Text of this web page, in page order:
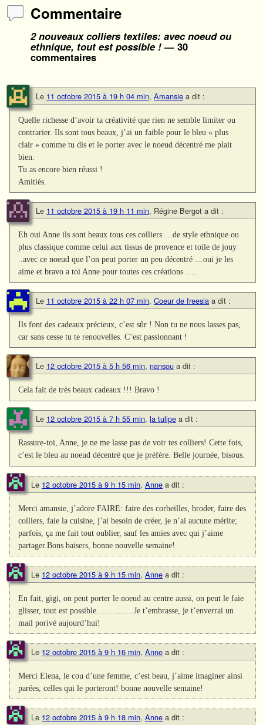
Commentaire
2 nouveaux colliers textiles: avec noeud ou
ethnique, tout est possible !— 30
commentaires
Le 11 octobre 2015 à 19 h 04 min, Amansie a dit :
Quelle richesse d’avoir ta créativité que rien ne semble limiter ou
contrarier. Ils sont tous beaux, j’ai un faible pour le bleu « plus
clair » comme tu dis et le porter avec le noeud décentré me plait
bien.
Tu as encore bien réussi !
Amitiés.
Le 11 octobre 2015 à 19 h 11 min, Régine Bergot a dit :
Eh oui Anne ils sont beaux tous ces colliers …de style ethnique ou
plus classique comme celui aux tissus de provence et toile de jouy
..avec ce noeud que l’on peut porter un peu décentré …oui je les
aime et bravo a toi Anne pour toutes ces créations …..
Le 11 octobre 2015 à 22 h 07 min, Coeur de freesia a dit :
Ils font des cadeaux précieux, c’est sûr ! Non tu ne nous lasses pas,
car sans cesse tu te renouvelles. C’est passionnant !
Le 12 octobre 2015 à 5 h 56 min, nansou a dit :
Cela fait de très beaux cadeaux !!! Bravo !
Le 12 octobre 2015 à 7 h 55 min, la tulipe a dit :
Rassure-toi, Anne, je ne me lasse pas de voir tes colliers! Cette fois,
c’est le bleu au noeud décentré que je préfère. Belle journée, bisous.
Le 12 octobre 2015 à 9 h 15 min, Anne a dit :
Merci amansie, j’adore FAIRE: faire des corbeilles, broder, faire des
colliers, faie la cuisine, j’ai besoin de créer, je n’ai aucune mérite;
parfois, ça me fait tout oublier, sauf les amies avec qui j’aime
partager.Bons baisers, bonne nouvelle semaine!
Le 12 octobre 2015 à 9 h 15 min, Anne a dit :
En fait, gigi, on peut porter le noeud au centre aussi, on peut le faie
glisser, tout est possible…………..Je t’embrasse, je t’enverrai un
mail porivé aujourd’hui!
Le 12 octobre 2015 à 9 h 16 min, Anne a dit :
Merci Elena, le cou d’une femme, c’est beau, j’aime imaginer ainsi
parées, celles qui le porteront! bonne nouvelle semaine!
Le 12 octobre 2015 à 9 h 18 min, Anne a dit :